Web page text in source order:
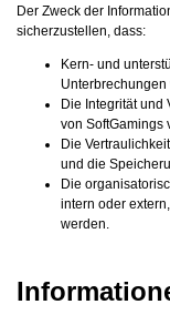
Der Zweck der
sicherzustellen, dass:
Kern- und
Unterbrechungen
Die Integrität und
von SoftGamings
Die
und die
Die
intern oder
werden.